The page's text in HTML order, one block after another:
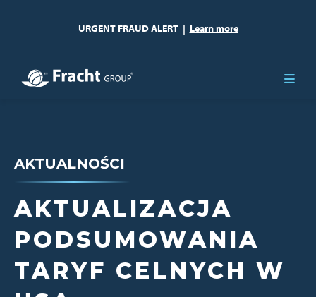
URGENT FRAUD ALERT | Learn more
AKTUALNOŚCI
AKTUALIZACJA
PODSUMOWANIA
TARYF CELNYCH W